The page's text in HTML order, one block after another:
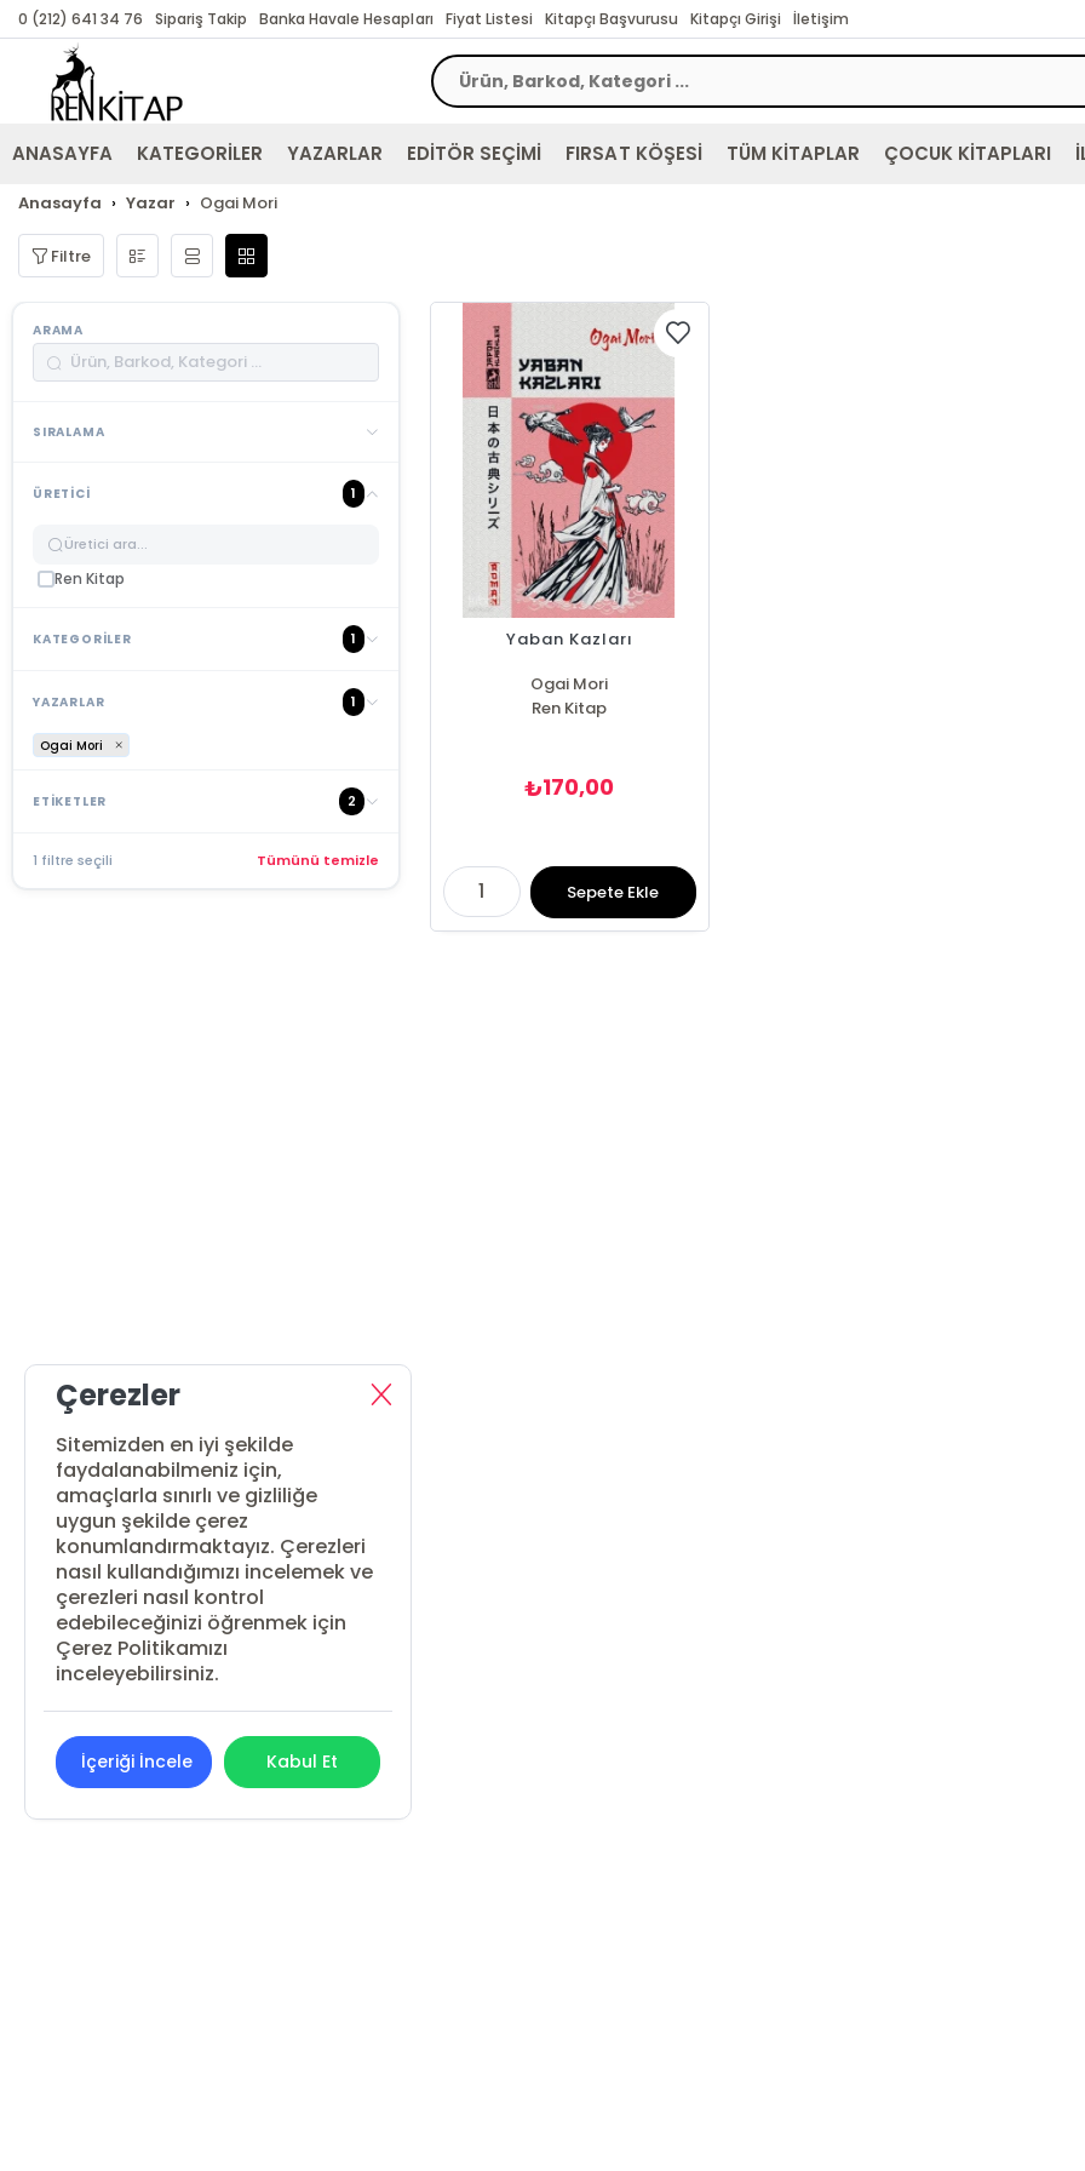
0 (212) 641 34 76 Sipariş Takip Banka Havale Hesapları Fiyat Listesi Kitapçı Başvurusu Kitapçı Girişi İletişim
ANASAYFA KATEGORİLER YAZARLAR EDİTÖR SEÇİMİ FIRSAT KÖŞESİ TÜM KİTAPLAR ÇOCUK KİTAPLARI
Anasayfa Yazar Ogai Mori
Filtre
ARAMA
SIRALAMA
ÜRETICI 1
Ren Kitap
KATEGORİLER 1
YAZARLAR 1
Ogai Mori
ETİKETLER 2
1 filtre seçili Tümünü temizle
Yaban Kazları
Ogai Mori
Ren Kitap
₺170,00
Sepete Ekle
Çerezler
Sitemizden en iyi şekilde
faydalanabilmeniz için,
amaçlarla sınırlı ve gizliliğe
uygun şekilde çerez
konumlandırmaktayız. Çerezleri
nasıl kullandığımızı incelemek ve
çerezleri nasıl kontrol
edebileceğinizi öğrenmek için
Çerez Politikamızı
inceleyebilirsiniz.
İçeriği İncele Kabul Et